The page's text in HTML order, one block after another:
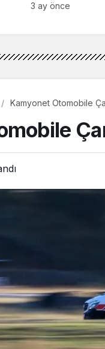
3 ay önce
Kamyonet Otomobile